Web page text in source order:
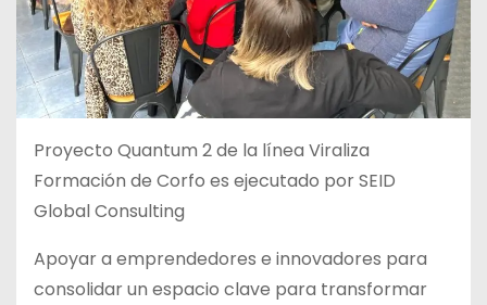
Proyecto Quantum 2 de la línea Viraliza
Formación de Corfo es ejecutado por SEID
Global Consulting
Apoyar a emprendedores e innovadores para
consolidar un espacio clave para transformar